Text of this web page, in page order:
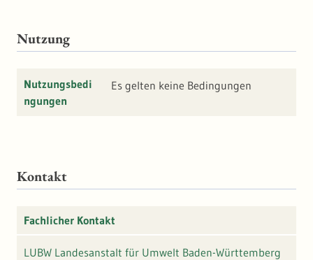
Nutzung
Nutzungsbedi
ngungen
Es gelten keine Bedingungen
Kontakt
Fachlicher Kontakt
LUBW Landesanstalt für Umwelt Baden-Württemberg